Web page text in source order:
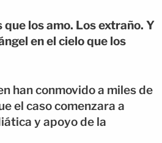
los amo. Los extraño. Y
en el cielo que los
han conmovido a miles de
el caso comenzara a
y apoyo de la